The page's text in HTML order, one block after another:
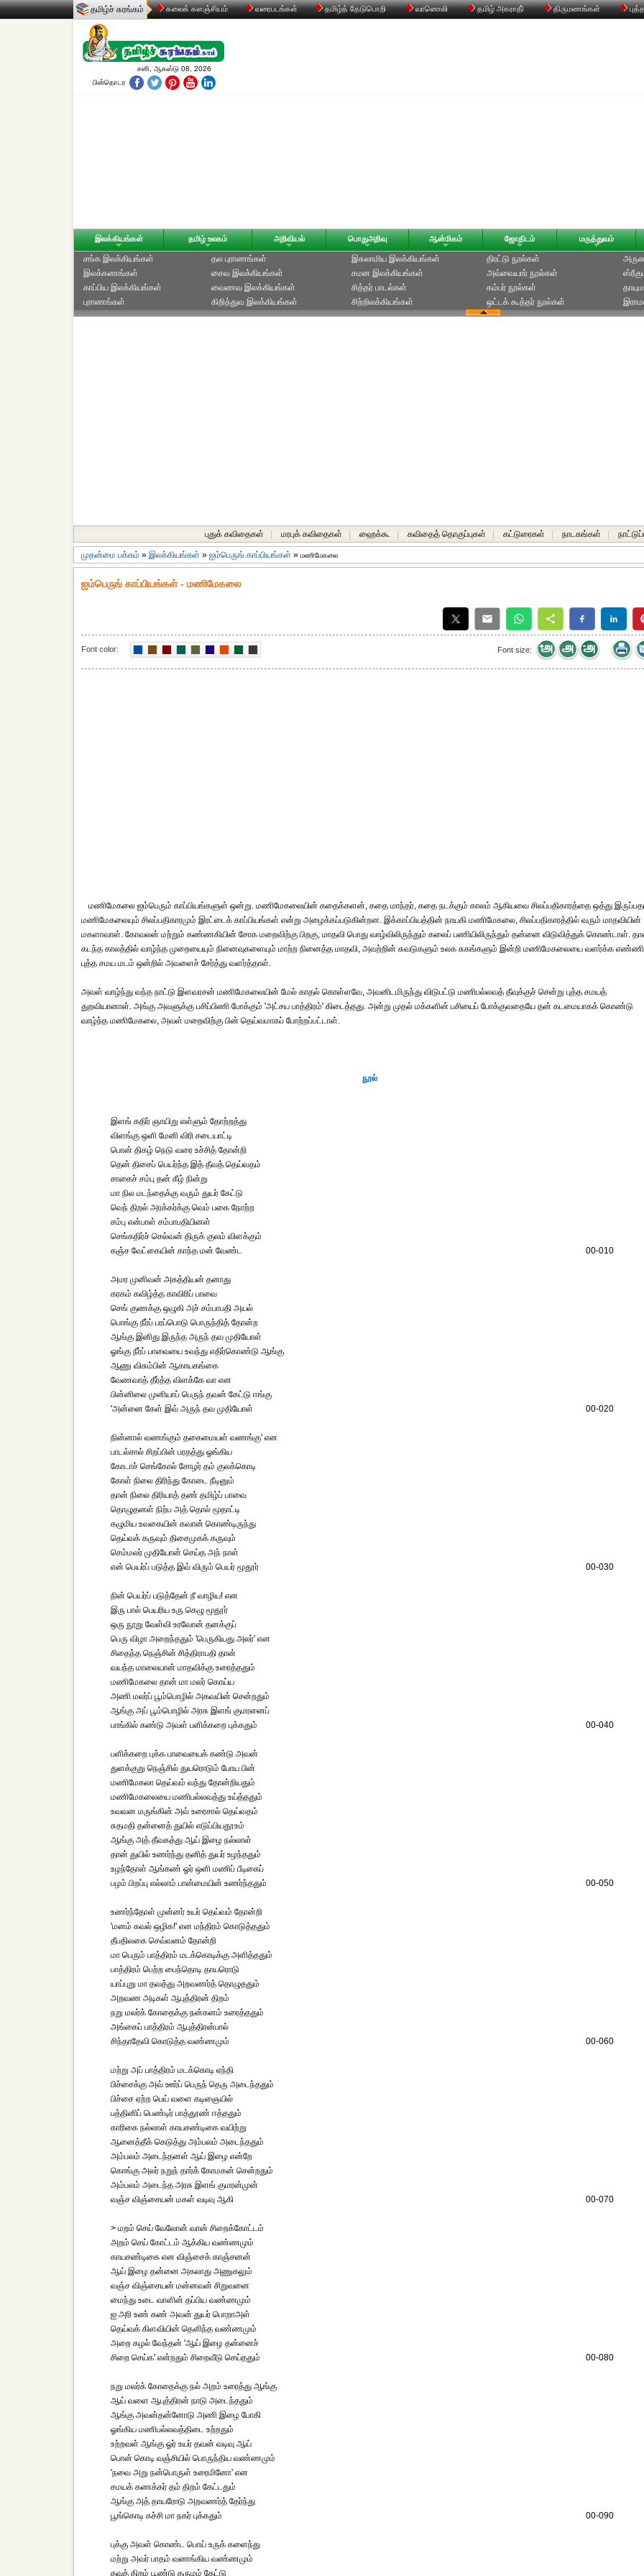
தமிழ்ச் சுரங்கம் கலைக் களஞ்சியம் வரைபடங்கள் தமிழ்த் தேடுபொறி வானொலி தமிழ் அகராதி் திருமணங்கள்
சனி, ஆகஸ்டு 08, 2026
பின்தொடர
இலக்கியங்கள் தமிழ் உலகம் அறிவியல் பொதுஅறிவு ஆன்மிகம் ஜோதிடம் மருத்துவம்
சங்க இலக்கியங்கள்
இலக்கணங்கள்
காப்பிய இலக்கியங்கள்
புராணங்கள்
தல புராணங்கள்
சைவ இலக்கியங்கள்
வைணவ இலக்கியங்கள்
கிறித்துவ இலக்கியங்கள்
இசுலாமிய இலக்கியங்கள்
சமன இலக்கியங்கள்
சித்தர் பாடல்கள்
சிற்றிலக்கியங்கள்
திரட்டு நூல்கள்
அவ்வையார் நூல்கள்
கம்பர் நூல்கள்
ஒட்டக் கூத்தர் நூல்கள்
புதுக் கவிதைகள் மரபுக் கவிதைகள் ஹைக்கூ கவிதைத் தொகுப்புகள் கட்டுரைகள் நாடகங்கள்
முதன்மை பக்கம் » இலக்கியங்கள் » ஐம்பெருங் காப்பியங்கள் » மணிமேகலை
ஐம்பெருங் காப்பியங்கள் - மணிமேகலை
Font color: Font size:
மணிமேகலை ஐம்பெரும் காப்பியங்களுள் ஒன்று. மணிமேகலையின் கதைக்களன், கதை மாந்தர், கதை நடக்கும் காலம் ஆகியவை சிலப்பதிகாரத்தை ஒத்து
மணிமேகலையும் சிலப்பதிகாரமும் இரட்டைக் காப்பியங்கள் என்று அழைக்கப்படுகின்றன. இக்காப்பியத்தின் நாயகி மணிமேகலை, சிலப்பதிகாரத்தில் வரும் மாதவியின்
மகளாவாள். கோவலன் மற்றும் கண்ணகியின் சோக மறைவிற்கு பிறகு, மாதவி பொது வாழ்விலிருந்தும் கலைப் பணியிலிருந்தும் தன்னை விடுவித்துக் கொண்டாள்.
கடந்த காலத்தில் வாழ்ந்த முறையையும் நினைவுகளையும் மாற்ற நினைத்த மாதவி, அவற்றின் சுவடுகளும் உலக சுகங்களும் இன்றி மணிமேகலையை வளர்க்க எண்ணி
புத்த சமய மடம் ஒன்றில் அவளைச் சேர்த்து வளர்த்தாள்.
அவள் வாழ்ந்து வந்த நாட்டு இளவரசன் மணிமேகலையின் மேல் காதல் கொள்ளவே, அவனிடமிருந்து விடுபட்டு மணிபல்லவத் தீவுக்குச் சென்று புத்த சமயத்
துறவியானாள். அங்கு அவளுக்கு பசிப்பிணி போக்கும் 'அட்சய பாத்திரம்' கிடைத்தது. அன்று முதல் மக்களின் பசியைப் போக்குவதையே தன் கடமையாகக் கொண்டு
வாழ்ந்த மணிமேகலை, அவள் மறைவிற்கு பின் தெய்வமாகப் போற்றப்பட்டாள்.
நூல்
இளங் கதிர் ஞாயிறு எள்ளும் தோற்றத்து
விளங்கு ஒளி மேனி விரி சடையாட்டி
பொன் திகழ் நெடு வரை உச்சித் தோன்றி
தென் திசைப் பெயர்ந்த இத் தீவத் தெய்வதம்
சாகைச் சம்பு தன் கீழ் நின்று
மா நில மடந்தைக்கு வரும் துயர் கேட்டு
வெந் திறல் அரக்கர்க்கு வெம் பகை நோற்ற
சம்பு என்பாள் சம்பாபதியினள்
செங்கதிர்ச் செல்வன் திருக் குலம் விளக்கும்
கஞ்ச வேட்கையின் காந்த மன் வேண்ட
00-010
அமர முனிவன் அகத்தியன் தனாது
கரகம் கவிழ்த்த காவிரிப் பாவை
செங் குணக்கு ஒழுகி அச் சம்பாபதி அயல்
பொங்கு நீர்ப் பரப்பொடு பொருந்தித் தோன்ற
ஆங்கு இனிது இருந்த அருந் தவ முதியோள்
ஓங்கு நீர்ப் பாவையை உவந்து எதிர்கொண்டு ஆங்கு
ஆணு விசும்பின் ஆகாயகங்கை
வேணவாத் தீர்த்த விளக்கே வா என
பின்னிலை முனியாப் பெருந் தவன் கேட்டு ஈங்கு
'அன்னை கேள் இவ் அருந் தவ முதியோள்
00-020
நின்னால் வணங்கும் தகைமையள் வணங்கு' என
பாடல்சால் சிறப்பின் பரதத்து ஓங்கிய
கோடாச் செங்கோல் சோழர் தம் குலக்கொடி
கோள் நிலை திரிந்து கோடை நீடினும்
தான் நிலை திரியாத் தண் தமிழ்ப் பாவை
தொழுதனள் நிற்ப அத் தொல் மூதாட்டி
கழுமிய உவகையின் கவான் கொண்டிருந்து
தெய்வக் கருவும் திசைமுகக் கருவும்
செம்மலர் முதியோன் செய்த அந் நாள்
என் பெயர்ப் படுத்த இவ் விரும் பெயர் மூதூர்
00-030
நின் பெயர்ப் படுத்தேன் நீ வாழிய! என
இரு பால் பெயரிய உரு கெழு மூதூர்
ஒரு நூறு வேள்வி உரவோன் தனக்குப்
பெரு விழா அறைந்ததும் 'பெருகியது அலர்' என
சிதைந்த நெஞ்சின் சித்திராபதி தான்
வயந்த மாலையான் மாதவிக்கு உரைத்ததும்
மணிமேகலை தான் மா மலர் கொய்ய
அணி மலர்ப் பூம்பொழில் அகவயின் சென்றதும்
ஆங்கு அப் பூம்பொழில் அரசு இளங் குமரனைப்
பாங்கில் கண்டு அவள் பளிக்கறை புக்கதும்
00-040
பளிக்கறை புக்க பாவையைக் கண்டு அவன்
துளக்குறு நெஞ்சில் துயரொடும் போய பின்
மணிமேகலா தெய்வம் வந்து தோன்றியதும்
மணிமேகலையை மணிபல்லவத்து உய்த்ததும்
உவவன மருங்கின் அவ் உரைசால் தெய்வதம்
சுதமதி தன்னைத் துயில் எடுப்பியதூஉம்
ஆங்கு அத் தீவகத்து ஆய் இழை நல்லாள்
தான் துயில் உணர்ந்து தனித் துயர் உழந்ததும்
உழந்தோள் ஆங்கண் ஓர் ஒளி மணிப் பீடிகைப்
பழம் பிறப்பு எல்லாம் பான்மையின் உணர்ந்ததும்
00-050
உணர்ந்தோள் முன்னர் உயர் தெய்வம் தோன்றி
'மனம் கவல் ஒழிக!' என மந்திரம் கொடுத்ததும்
தீபதிலகை செவ்வனம் தோன்றி
மா பெரும் பாத்திரம் மடக்கொடிக்கு அளித்ததும்
பாத்திரம் பெற்ற பைந்தொடி தாயரொடு
யாப்புறு மா தவத்து அறவணர்த் தொழுததும்
அறவண அடிகள் ஆபுத்திரன் திறம்
நறு மலர்க் கோதைக்கு நன்கனம் உரைத்ததும்
அங்கைப் பாத்திரம் ஆபுத்திரன்பால்
சிந்தாதேவி கொடுத்த வண்ணமும்
00-060
மற்று அப் பாத்திரம் மடக்கொடி ஏந்தி
பிச்சைக்கு அவ் ஊர்ப் பெருந் தெரு அடைந்ததும்
பிச்சை ஏற்ற பெய் வளை கடிஞையில்
பத்தினிப் பெண்டிர் பாத்தூண் ஈத்ததும்
காரிகை நல்லாள் காயசண்டிகை வயிற்று
ஆனைத்தீக் கெடுத்து அம்பலம் அடைந்ததும்
அம்பலம் அடைந்தனள் ஆய் இழை என்றே
கொங்கு அலர் நறுந் தார்க் கோமகன் சென்றதும்
அம்பலம் அடைந்த அரசு இளங் குமரன்முன்
வஞ்ச விஞ்சையன் மகள் வடிவு ஆகி
00-070
> மறம் செய் வேலோன் வான் சிறைக்கோட்டம்
அறம் செய் கோட்டம் ஆக்கிய வண்ணமும்
காயசண்டிகை என விஞ்சைக் காஞ்சனன்
ஆய் இழை தன்னை அகலாது அணுகலும்
வஞ்ச விஞ்சையன் மன்னவன் சிறுவனை
மைந்து உடை வாளின் தப்பிய வண்ணமும்
ஐ அரி உண் கண் அவன் துயர் பொறாஅள்
தெய்வக் கிளவியின் தௌிந்த வண்ணமும்
அறை கழல் வேந்தன் 'ஆய் இழை தன்னைச்
சிறை செய்க' என்றதும் சிறைவீடு செய்ததும்
00-080
நறு மலர்க் கோதைக்கு நல் அறம் உரைத்து ஆங்கு
ஆய் வளை ஆபுத்திரன் நாடு அடைந்ததும்
ஆங்கு அவன்தன்னோடு அணி இழை போகி
ஓங்கிய மணிபல்லவத்திடை உற்றதும்
உற்றவள் ஆங்கு ஓர் உயர் தவன் வடிவு ஆய்
பொன் கொடி வஞ்சியில் பொருந்திய வண்ணமும்
'நவை அறு நன்பொருள் உரைமினோ' என
சமயக் கணக்கர் தம் திறம் கேட்டதும்
ஆங்கு அத் தாயரோடு அறவணர்த் தேர்ந்து
பூங்கொடி கச்சி மா நகர் புக்கதும்
00-090
புக்கு அவள் கொண்ட பொய் உருக் களைந்து
மற்று அவர் பாதம் வணங்கிய வண்ணமும்
தவத் திறம் பூண்டு தருமம் கேட்டு